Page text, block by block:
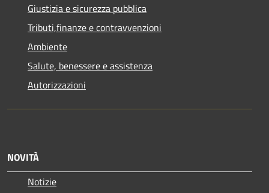
Giustizia e sicurezza pubblica
Tributi,finanze e contravvenzioni
Ambiente
Salute, benessere e assistenza
Autorizzazioni
NOVITÀ
Notizie